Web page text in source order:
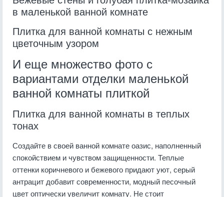
в маленькой ванной комнате
Плитка для ванной комнаты с нежным
цветочным узором
И еще множество фото с
вариантами отделки маленькой
ванной комнаты плиткой
Плитка для ванной комнаты в теплых
тонах
Создайте в своей ванной комнате оазис, наполненный
спокойствием и чувством защищенности. Теплые
оттенки коричневого и бежевого придают уют, серый
антрацит добавит современности, модный песочный
цвет оптически увеличит комнату. Не стоит